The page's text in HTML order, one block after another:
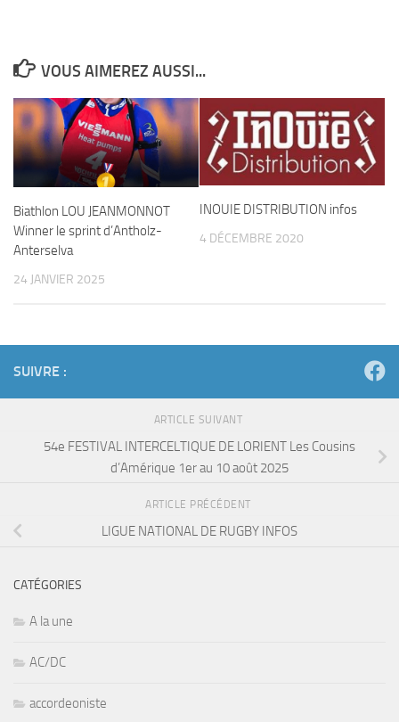
VOUS AIMEREZ AUSSI...
Biathlon LOU JEANMONNOT
Winner le sprint d’Antholz-
Anterselva
24 JANVIER 2025
INOUIE DISTRIBUTION infos
4 DÉCEMBRE 2020
SUIVRE :
ARTICLE SUIVANT
54e FESTIVAL INTERCELTIQUE DE LORIENT Les Cousins
d’Amérique 1er au 10 août 2025
ARTICLE PRÉCÉDENT
LIGUE NATIONAL DE RUGBY INFOS
CATÉGORIES
A la une
AC/DC
accordeoniste